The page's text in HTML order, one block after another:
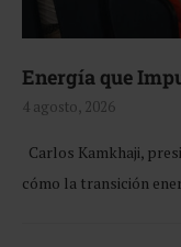
Energía que
4 agosto, 2026
Carlos Kamkhaji,
cómo la transición